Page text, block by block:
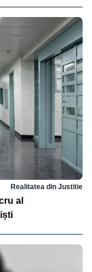
Realitatea din Justitie
al